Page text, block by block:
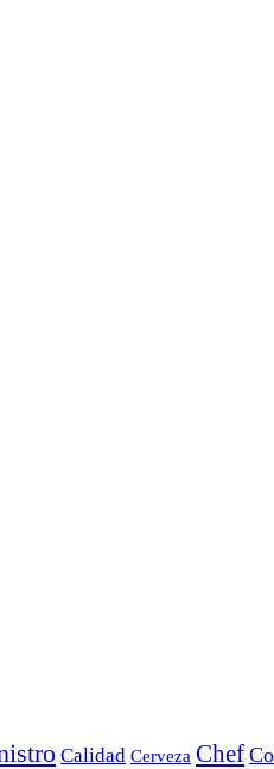
Calidad Cerveza Chef